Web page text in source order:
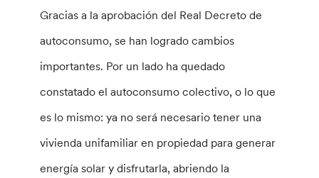
Gracias a la aprobación del Real Decreto de
autoconsumo, se han logrado cambios
importantes. Por un lado ha quedado
constatado el autoconsumo colectivo, o lo que
es lo mismo: ya no será necesario tener una
vivienda unifamiliar en propiedad para generar
energía solar y disfrutarla, abriendo la